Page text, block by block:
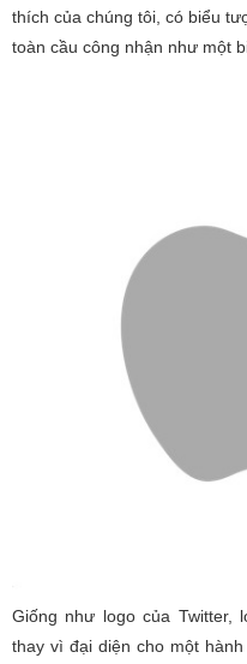
thích của chúng tôi, có biểu
toàn cầu công nhận như một
Giống như logo của Twitter,
thay vì đại diện cho một